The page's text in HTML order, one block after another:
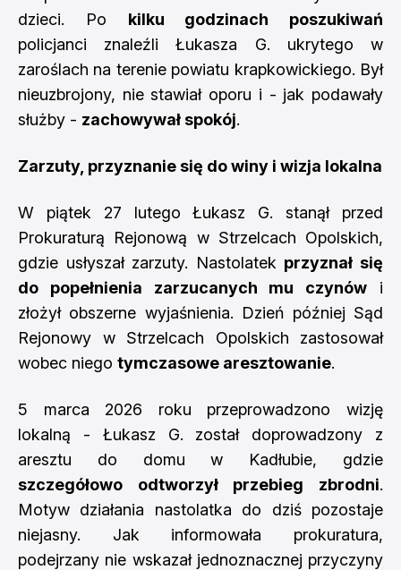
dzieci. Po kilku godzinach poszukiwań
policjanci znaleźli Łukasza G. ukrytego w
zaroślach na terenie powiatu krapkowickiego. Był
nieuzbrojony, nie stawiał oporu i - jak podawały
służby - zachowywał spokój.
Zarzuty, przyznanie się do winy i wizja lokalna
W piątek 27 lutego Łukasz G. stanął przed
Prokuraturą Rejonową w Strzelcach Opolskich,
gdzie usłyszał zarzuty. Nastolatek przyznał się
do popełnienia zarzucanych mu czynów i
złożył obszerne wyjaśnienia. Dzień później Sąd
Rejonowy w Strzelcach Opolskich zastosował
wobec niego tymczasowe aresztowanie.
5 marca 2026 roku przeprowadzono wizję
lokalną - Łukasz G. został doprowadzony z
aresztu do domu w Kadłubie, gdzie
szczegółowo odtworzył przebieg zbrodni.
Motyw działania nastolatka do dziś pozostaje
niejasny. Jak informowała prokuratura,
podejrzany nie wskazał jednoznacznej przyczyny